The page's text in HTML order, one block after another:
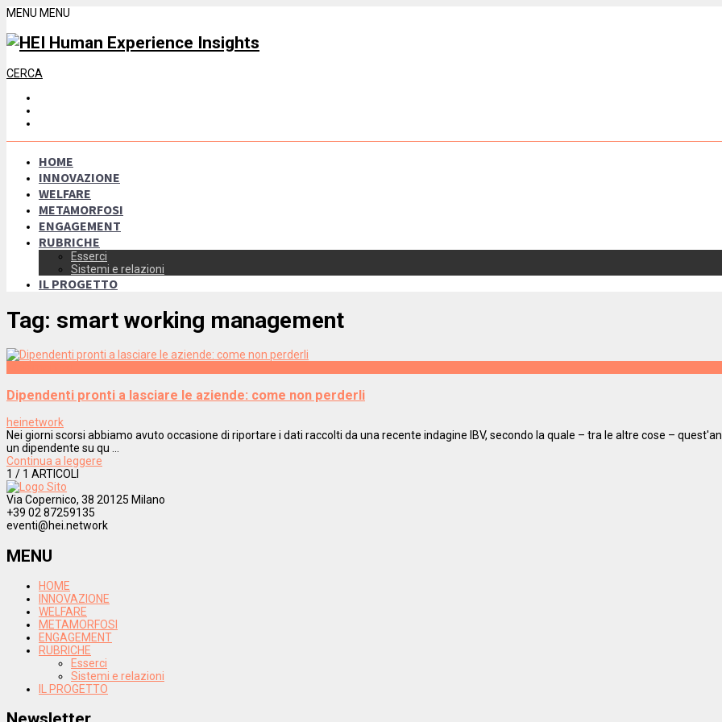
MENU MENU
CERCA
HOME
INNOVAZIONE
WELFARE
METAMORFOSI
ENGAGEMENT
RUBRICHE
Esserci
Sistemi e relazioni
IL PROGETTO
Tag: smart working management
Dipendenti pronti a lasciare le aziende: come non perderli
heinetwork
Nei giorni scorsi abbiamo avuto occasione di riportare i dati raccolti da una recente indagine IBV, secondo la quale – tra le altre cose –
un dipendente su qu ...
Continua a leggere
1 / 1 ARTICOLI
Via Copernico, 38 20125 Milano
+39 02 87259135
eventi@hei.network
MENU
HOME
INNOVAZIONE
WELFARE
METAMORFOSI
ENGAGEMENT
RUBRICHE
Esserci
Sistemi e relazioni
IL PROGETTO